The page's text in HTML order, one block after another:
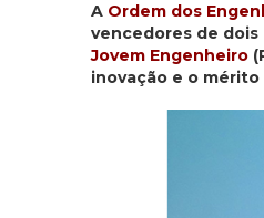
A Ordem dos
vencedores de
Jovem Engenheiro
inovação e o